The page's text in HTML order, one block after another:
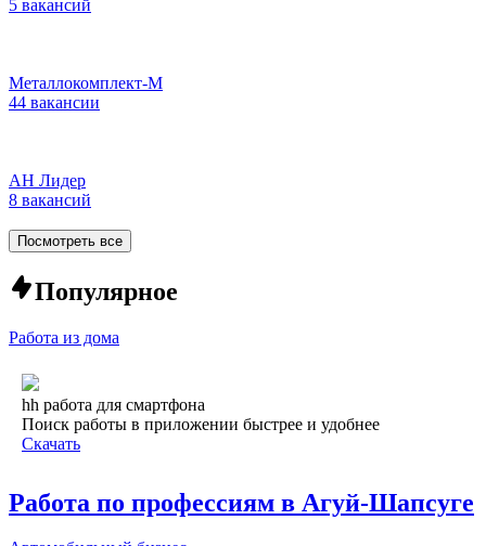
5 вакансий
Металлокомплект-М
44 вакансии
АН Лидер
8 вакансий
Посмотреть все
Популярное
Работа из дома
hh работа для смартфона
Поиск работы в приложении быстрее и удобнее
Скачать
Работа по профессиям в Агуй-Шапсуге